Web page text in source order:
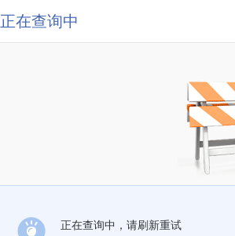
正在查询中
正在查询中，请刷新重试